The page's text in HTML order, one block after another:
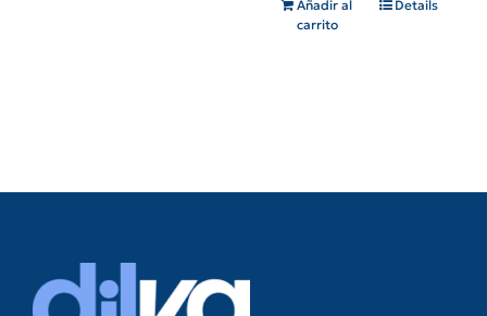
Añadir al
carrito
Details